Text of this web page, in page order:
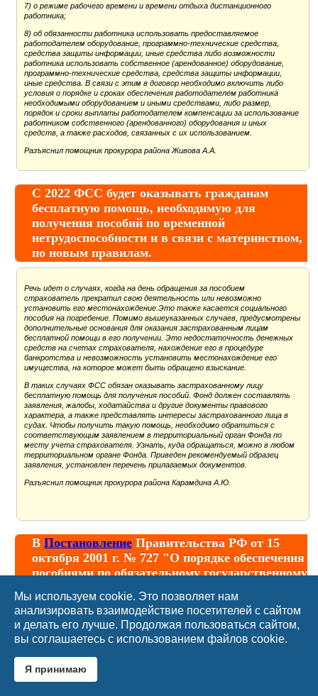
7) о режиме рабочего времени и времени отдыха дистанционного
работника;
8) об обязанности работника использовать предоставляемое
работодателем оборудование, программно-технические средства,
средства защиты информации, иные средства либо возможности
работника использовать собственное (арендованное) оборудование,
программно-технические средства, средства защиты информации,
иные средства. В связи с этим в договор необходимо включить либо
условия о порядке и сроках обеспечения работодателем работника
необходимыми оборудованием и иными средствами, либо размер,
порядок и сроки выплаты работодателем компенсации за использование
работником собственного (арендованного) оборудования и иных
средств, а также расходов, связанных с их использованием.
Разъяснил помощник прокурора района Живова А.А.
С 2022 ФСС будет оказывать гражданам
бесплатную помощь, необходимую для
получения пособий по временной
нетрудоспособности и в связи с материнством,
по новым правилам.
Речь идет о случаях, когда на день обращения за пособием
страхователь прекратил свою деятельность или невозможно
установить его местонахождение.Это также касается социального
пособия на погребение. Помимо вышеуказанных случаев, предусмотрены
дополнительные основания для оказания застрахованным лицам
бесплатной помощи в его получении. Это недостаточность денежных
средств на счетах страхователя, нахождение его в процедуре
банкротства и невозможность установить местонахождение его
имущества, на которое может быть обращено взыскание.
В таких случаях ФСС обязан оказывать застрахованному лицу
бесплатную помощь для получения пособий. Фонд должен составлять
заявления, жалобы, ходатайства и другие документы правового
характера, а также представлять интересы застрахованного лица в
судах. Чтобы получить такую помощь, необходимо обратиться с
соответствующим заявлением в территориальный орган Фонда по
месту учета страхователя. Узнать, куда обращаться, можно в любом
территориальном органе Фонда. Приведен рекомендуемый образец
заявления, установлен перечень прилагаемых документов.
Разъяснил помощник прокурора района Карамдина А.Ю.
В Постановление Правительства РФ от 15
октября 2001 г. № 727 "О порядке обеспечения
пособиями по обязательному государственному
лишению свободы лиц, привлеченных к
оплачиваемому труду" внесены изменения,
связанные с переходом на прямые выплаты
пособий по ОСС, а также на оформление
больничных листов только в электронном
виде.
Мы используем cookie. Это позволяет нам
анализировать взаимодействие посетителей с сайтом
и делать его лучше. Продолжая пользоваться сайтом,
вы соглашаетесь с использованием файлов cookie.
Я принимаю